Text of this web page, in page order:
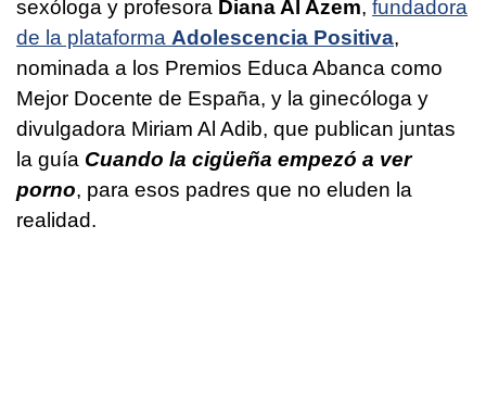
sexóloga y profesora Diana Al Azem, fundadora
de la plataforma Adolescencia Positiva,
nominada a los Premios Educa Abanca como
Mejor Docente de España, y la ginecóloga y
divulgadora Miriam Al Adib, que publican juntas
la guía Cuando la cigüeña empezó a ver
porno, para esos padres que no eluden la
realidad.